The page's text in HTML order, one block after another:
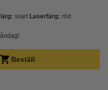
svart Laserfärg: röd
Beställ